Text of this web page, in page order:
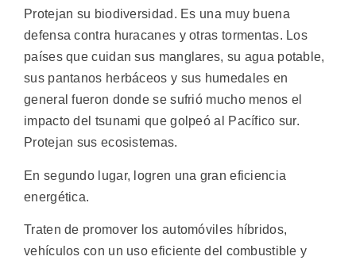
Protejan su biodiversidad. Es una muy buena
defensa contra huracanes y otras tormentas. Los
países que cuidan sus manglares, su agua potable,
sus pantanos herbáceos y sus humedales en
general fueron donde se sufrió mucho menos el
impacto del tsunami que golpeó al Pacífico sur.
Protejan sus ecosistemas.
En segundo lugar, logren una gran eficiencia
energética.
Traten de promover los automóviles híbridos,
vehículos con un uso eficiente del combustible y